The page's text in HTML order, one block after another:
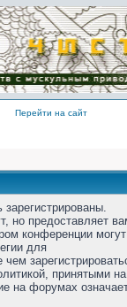
Перейти на сайт
но предоставляет
конференции
для
принятыми на
на форумах